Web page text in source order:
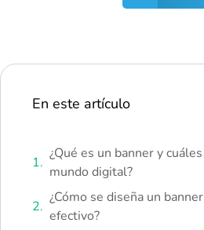
En este artículo
¿Qué es un banner y
mundo digital?
¿Cómo se diseña un
efectivo?